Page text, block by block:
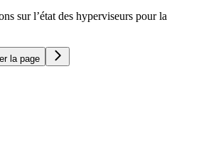
sur l’état des hyperviseurs pour la
la page